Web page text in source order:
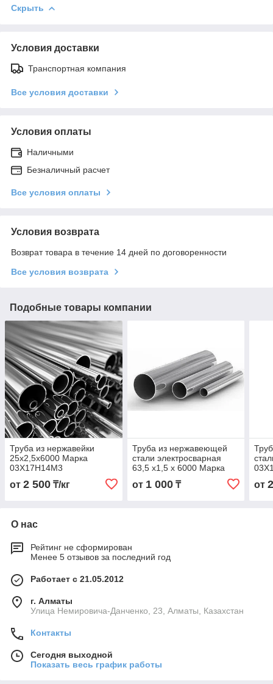
Скрыть
Условия доставки
Транспортная компания
Все условия доставки
Условия оплаты
Наличными
Безналичный расчет
Все условия оплаты
Условия возврата
Возврат товара в течение 14 дней по договоренности
Все условия возврата
Подобные товары компании
Труба из нержавейки
25х2,5х6000 Марка
03Х17Н14М3
от 2 500 ₸/кг
Труба из нержавеющей
стали электросварная
63,5 х1,5 х 6000 Марка
03Х17Н14М3
от 1 000₸ от
О нас
Рейтинг не сформирован
Менее 5 отзывов за последний год
Работает с 21.05.2012
г. Алматы
Улица Немировича-Данченко, 23, Алматы, Казахстан
Контакты
Сегодня выходной
Показать весь график работы